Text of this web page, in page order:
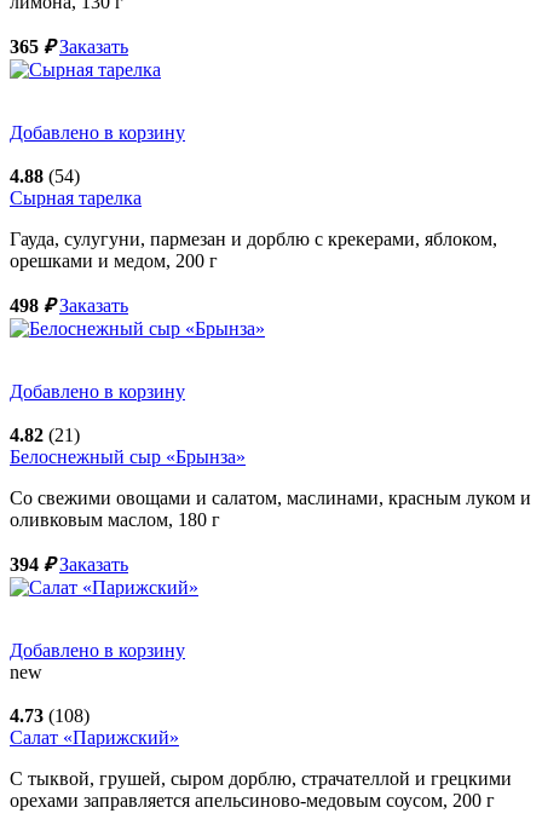
365 ₽ Заказать
Добавлено в корзину
4.88 (54)
Сырная тарелка
Гауда, сулугуни, пармезан и дорблю с крекерами, яблоком,
орешками и медом, 200 г
498 ₽ Заказать
Добавлено в корзину
4.82 (21)
Белоснежный сыр «Брынза»
Со свежими овощами и салатом, маслинами, красным луком и
оливковым маслом, 180 г
394 ₽ Заказать
Добавлено в корзину
new
4.73 (108)
Салат «Парижский»
С тыквой, грушей, сыром дорблю, страчателлой и грецкими
орехами заправляется апельсиново-медовым соусом, 200 г